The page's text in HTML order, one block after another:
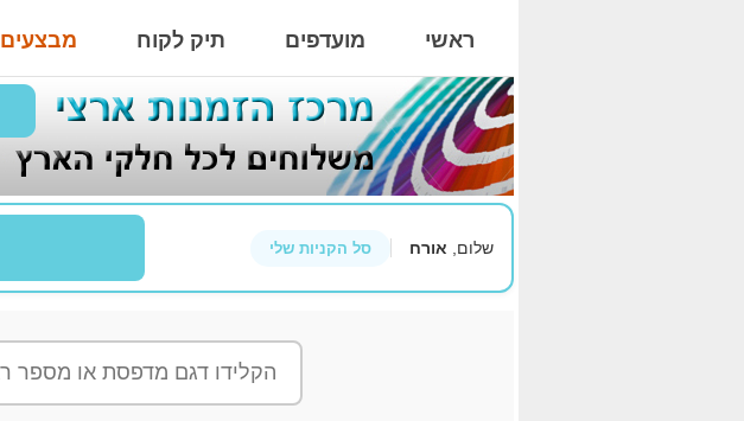
ראשי מועדפים תיק לקוח מבצעים
שלום, אורח סל הקניות שלי